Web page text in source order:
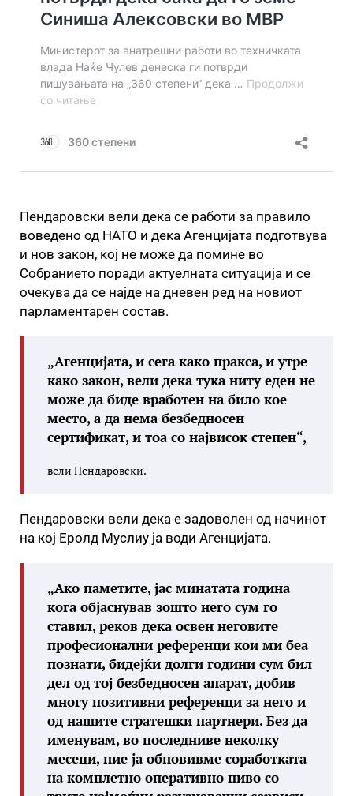
Пендаровски вели дека се работи за правило
воведено од НАТО и дека Агенцијата подготвува
и нов закон, кој не може да помине во
Собранието поради актуелната ситуација и се
очекува да се најде на дневен ред на новиот
парламентарен состав.
„Агенцијата, и сега како пракса, и утре
како закон, вели дека тука ниту еден не
може да биде вработен на било кое
место, а да нема безбедносен
сертификат, и тоа со највисок степен“,
вели Пендаровски.
Пендаровски вели дека е задоволен од начинот
на кој Еролд Муслиу ја води Агенцијата.
„Ако паметите, јас минатата година
кога објаснував зошто него сум го
ставил, реков дека освен неговите
професионални референци кои ми беа
познати, бидејќи долги години сум бил
дел од тој безбедносен апарат, добив
многу позитивни референци за него и
од нашите стратешки партнери. Без да
именувам, во последниве неколку
месеци, ние ја обновивме соработката
на комплетно оперативно ниво со